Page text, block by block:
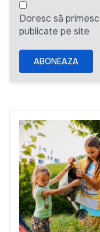
Doresc să
publicate pe site
ABONEAZA